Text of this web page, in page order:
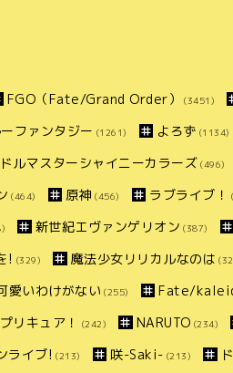
FGO（Fate/Grand Order） (3451)
ファンタジー (1261) よろず (1134)
ルマスターシャイニーカラーズ (496)
(464) 原神 (456) ラブライブ！
新世紀エヴァンゲリオン (387)
! (329) 魔法少女リリカルなのは
愛いわけがない (255) Fate/
リキュア！ (242) NARUTO (234)
ライブ! (213) 咲-Saki- (213)